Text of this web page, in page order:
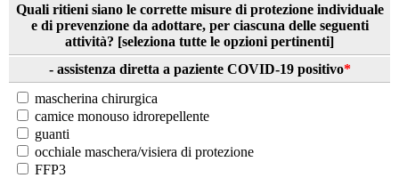
Quali ritieni siano le corrette misure di protezione individuale
e di prevenzione da adottare, per ciascuna delle seguenti
attività? [seleziona tutte le opzioni pertinenti]
- assistenza diretta a paziente COVID-19 positivo*
mascherina chirurgica
camice monouso idrorepellente
guanti
occhiale maschera/visiera di protezione
FFP3